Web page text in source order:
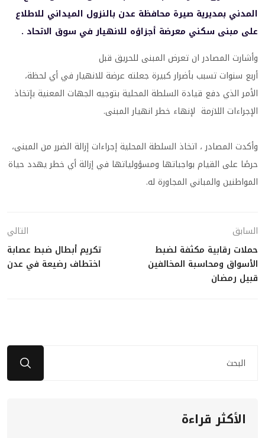
المدني بمديرية صيرة محافظة عدن بالنزول الميداني للاطلاع
على مبنى سكني معرضة أجزاؤه للانهيار في سوق الاتحاد .
وأشارت المصادر ان تعرض المبنى للحريق قبل
أربع سنوات تسبب بأضرار كبيرة جعلته عرضة للانهيار في أي لحظة،
الأمر الذي دفع قيادة السلطة المحلية بتوجيه الجهات المعنية بإتخاذ
الإجراءات اللازمة لإنهاء خطر انهيار المبنى.
وأكدت المصادر ، اتخاذ السلطة المحلية إجراءات إزالة الضرر من المبنى،
حرصًا على القيام بواجباتها ومسؤولياتها في إزالة أي خطر يهدد حياة
المواطنين والمباني المجاورة له.
السابق
حملات رقابية مكثفة لضبط
الأسواق ومحاسبة المخالفين
قبيل رمضان
التالي
تكريم أبطال ضبط عصابة
اختطاف رضيعة في عدن
الأكثر قراءة